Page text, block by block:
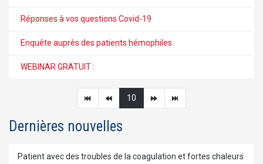
Réponses à vos questions Covid-19
Enquête auprès des patients hémophiles
WEBINAR GRATUIT :
10
Dernières nouvelles
Patient avec des troubles de la coagulation et fortes chaleurs